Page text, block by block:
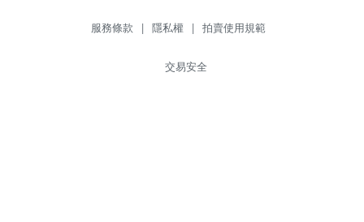
服務條款 | 隱私權 | 拍賣使用規範
交易安全